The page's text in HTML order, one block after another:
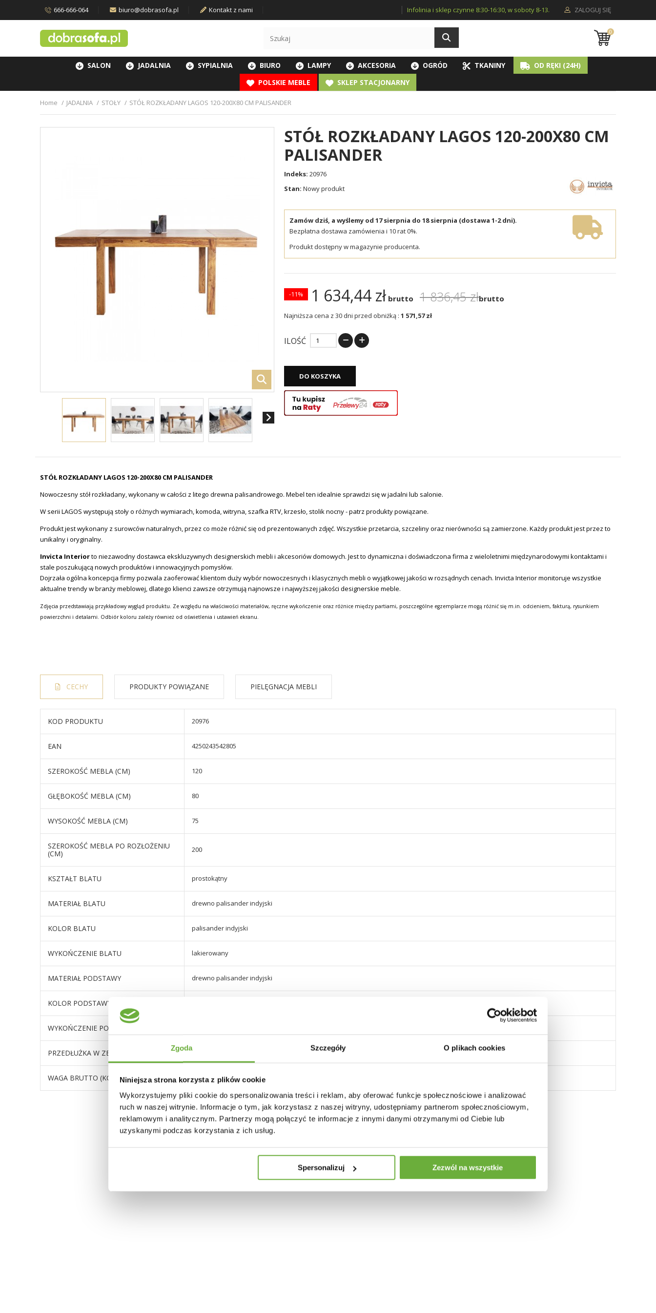
Zgoda Szczegóły O plikach cookies
Niniejsza strona korzysta z plików cookie
Wykorzystujemy pliki cookie do spersonalizowania treści i reklam, aby oferować funkcje społecznościowe i analizować
ruch w naszej witrynie. Informacje o tym, jak korzystasz z naszej witryny, udostępniamy partnerom społecznościowym,
reklamowym i analitycznym. Partnerzy mogą połączyć te informacje z innymi danymi otrzymanymi od Ciebie lub
uzyskanymi podczas korzystania z ich usług.
Spersonalizuj Zezwól na wszystkie
ZALOGUJ SIĘ
666-666-064 biuro@dobrasofa.pl Kontakt z nami Infolinia i sklep czynne 8:30-16:30, w soboty 8-13.
0
SALON JADALNIA SYPIALNIA BIURO LAMPY AKCESORIA OGRÓD TKANINY
OD RĘKI (24H)
POLSKIE MEBLE
SKLEP STACJONARNY
Home JADALNIA STOŁY STÓŁ ROZKŁADANY LAGOS 120-200X80 CM PALISANDER
STÓŁ ROZKŁADANY LAGOS 120-200X80 CM
PALISANDER
Indeks: 20976
Stan: Nowy produkt
Zamów dziś, a wyślemy od 17 sierpnia do 18 sierpnia (dostawa 1-2 dni).
Bezpłatna dostawa zamówienia i 10 rat 0%.
Produkt dostępny w magazynie producenta.
1 634,44 zł brutto 1 836,45 złbrutto
-11%
Najniższa cena z 30 dni przed obniżką : 1 571,57 zł
ILOŚĆ
DO KOSZYKA
STÓŁ ROZKŁADANY LAGOS 120-200X80 CM PALISANDER
Nowoczesny stół rozkładany, wykonany w całości z litego drewna palisandrowego. Mebel ten idealnie sprawdzi się w jadalni lub salonie.
W serii LAGOS występują stoły o różnych wymiarach, komoda, witryna, szafka RTV, krzesło, stolik nocny - patrz produkty powiązane.
Produkt jest wykonany z surowców naturalnych, przez co może różnić się od prezentowanych zdjęć. Wszystkie przetarcia, szczeliny oraz nierówności są zamierzone. Każdy produkt jest przez to
unikalny i oryginalny.
Invicta Interiorto niezawodny dostawca ekskluzywnych designerskich mebli i akcesoriów domowych. Jest to dynamiczna i doświadczona firma z wieloletnimi międzynarodowymi kontaktami i
stale poszukującą nowych produktów i innowacyjnych pomysłów.
Dojrzała ogólna koncepcja firmy pozwala zaoferować klientom duży wybór nowoczesnych i klasycznych mebli o wyjątkowej jakości w rozsądnych cenach. Invicta Interior monitoruje wszystkie
aktualne trendy w branży meblowej, dlatego klienci zawsze otrzymują najnowsze i najwyższej jakości designerskie meble.
Zdjęcia przedstawiają przykładowy wygląd produktu. Ze względu na właściwości materiałów, ręczne wykończenie oraz różnice między partiami, poszczególne egzemplarze mogą różnić się m.in. odcieniem, fakturą, rysunkiem
powierzchni i detalami. Odbiór koloru zależy również od oświetlenia i ustawień ekranu.
CECHY PRODUKTY POWIĄZANE PIELĘGNACJA MEBLI
KOD PRODUKTU 20976
EAN 4250243542805
SZEROKOŚĆ MEBLA (CM) 120
GŁĘBOKOŚĆ MEBLA (CM) 80
WYSOKOŚĆ MEBLA (CM) 75
SZEROKOŚĆ MEBLA PO ROZŁOŻENIU
(CM)
200
KSZTAŁT BLATU prostokątny
MATERIAŁ BLATU drewno palisander indyjski
KOLOR BLATU palisander indyjski
WYKOŃCZENIE BLATU lakierowany
MATERIAŁ PODSTAWY drewno palisander indyjski
KOLOR PODSTAWY
WYKOŃCZENIE PODSTAWY
PRZEDŁUŻKA W ZESTAWIE tak
WAGA BRUTTO (KG) 42
30 INNYCH PRODUKTÓW W TEJ SAMEJ KATEGORII: